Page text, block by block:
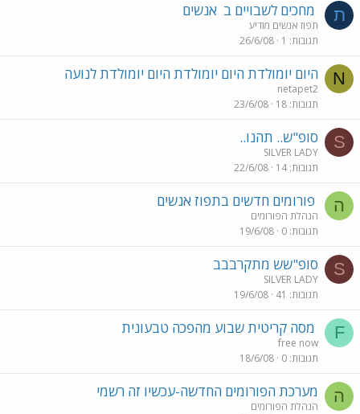
ת מחכים לשבויים ב אנשים
תפוז אנשים מודיע
תגובות 1
26/6/08
N היום יומולדת היום יומולדת היום יומולדת לנועה
netapet2
תגובות 18
23/6/08
S סופ"ש.. תהנו..
SILVER LADY
תגובות 14
22/6/08
ה פורומים חדשים בתפוז אנשים
הנהלת הפורומים
תגובות 0
19/6/08
S סופ"שש מתקרבבב
SILVER LADY
תגובות 41
19/6/08
F מסה קריטית שבוע מהפכה טבעונית
free now
תגובות 0
18/6/08
ה מערכת הפורומים החדשה-עכשיו זה רשמי
הנהלת הפורומים